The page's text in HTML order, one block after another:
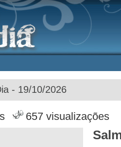
- 19/10/2026
657 visualizações